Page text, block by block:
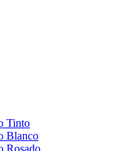
Tinto
Blanco